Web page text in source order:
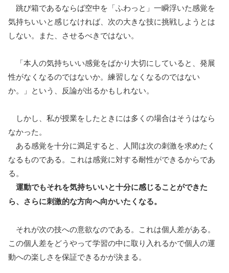
跳び箱であるならば空中を「ふわっと」一瞬浮いた感覚を
気持ちいいと感じなければ、次の大きな技に挑戦しようとは
しない。また、させるべきではない。
「本人の気持ちいい感覚をばかり大切にしていると、発展
性がなくなるのではないか。練習しなくなるのではない
か。」という、反論が出るかもしれない。
しかし、私が授業をしたときには多くの場合はそうはなら
なかった。
ある感覚を十分に満足すると、人間は次の刺激を求めたく
なるものである。これは感覚に対する耐性ができるからであ
る。
運動でもそれを気持ちいいと十分に感じることができた
ら、さらに刺激的な方向へ向かいたくなる。
それが次の技への意欲なのである。これは個人差がある。
この個人差をどうやって学習の中に取り入れるかで個人の運
動への楽しさを保証できるかが決まる。